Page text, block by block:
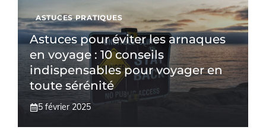
ASTUCES PRATIQUES
Astuces pour éviter les arnaques
en voyage : 10 conseils
indispensables pour voyager en
toute sérénité
5 février 2025